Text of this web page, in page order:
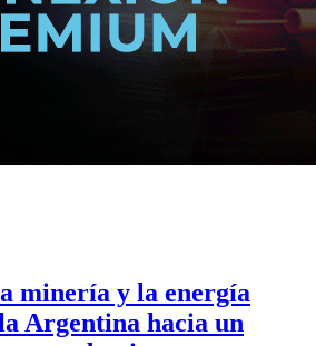
minería y la energía
Argentina hacia un